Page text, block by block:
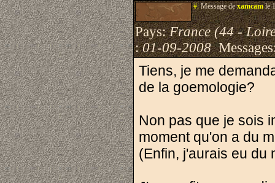
#.Message dexamcamle
Pays:France (44 -
:01-09-2008
Tiens, je me
de la goemologie?
Non pas que je sois
moment qu'on a du
(Enfin, j'aurais eu du